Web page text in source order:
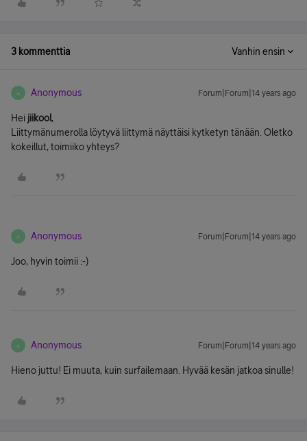
3 kommenttia Vanhin ensin
A Anonymous Forum|Forum|14 years ago
Hei jiikool,
Liittymänumerolla löytyvä liittymä näyttäisi kytketyn tänään. Oletko
kokeillut, toimiiko yhteys?
A Anonymous Forum|Forum|14 years ago
Joo, hyvin toimii :-)
A Anonymous Forum|Forum|14 years ago
Hieno juttu! Ei muuta, kuin surfailemaan. Hyvää kesän jatkoa sinulle!